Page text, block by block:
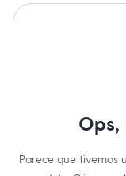
Pijamas
Sutiãs e Tops
Blusas e Camisetas
Casacos e Jaquetas
Jeans
Parece que tivemos